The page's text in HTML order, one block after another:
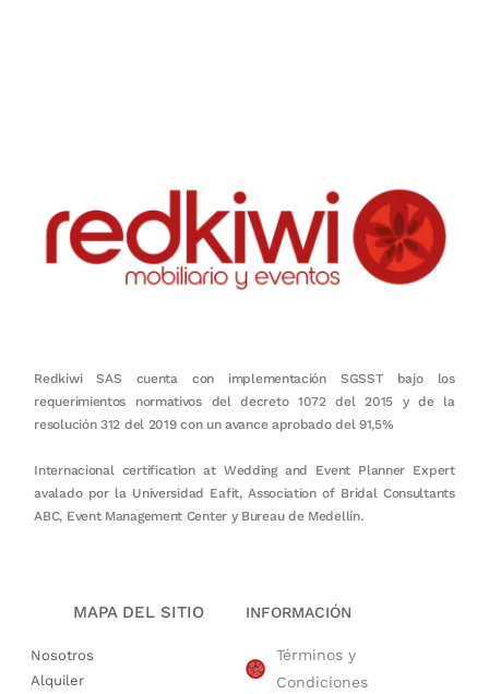
Redkiwi SAS cuenta con implementación SGSST bajo los
requerimientos normativos del decreto 1072 del 2015 y de la
resolución 312 del 2019 con un avance aprobado del 91,5%
Internacional certification at Wedding and Event Planner Expert
avalado por la Universidad Eafit, Association of Bridal Consultants
ABC, Event Management Center y Bureau de Medellín.
MAPA DEL SITIO
Nosotros
Alquiler
INFORMACIÓN
Términos y
Condiciones